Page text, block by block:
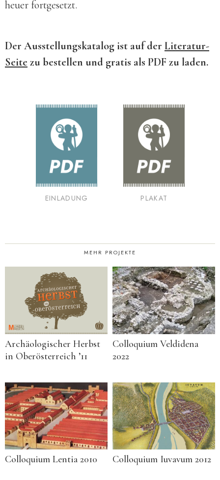
heuer fortgesetzt.
Der Ausstellungskatalog ist auf der Literatur-
Seite zu bestellen und gratis als PDF zu laden.
EINLADUNG PLAKAT
MEHR PROJEKTE
Archäo­logischer Herbst
in Oberösterreich ’11
Col­lo­qui­um Veldi­dena
2022
Col­lo­qui­um Lentia 2010 Col­lo­qui­um Iuva­vum 2012